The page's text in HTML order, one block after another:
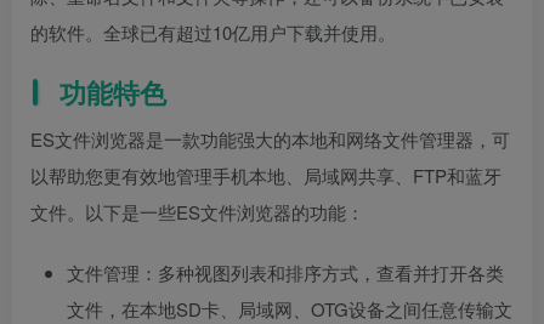
的软件。全球已有超过10亿用户下载并使用。
功能特色
ES文件浏览器是一款功能强大的本地和网络文件管理器，可
以帮助您更有效地管理手机本地、局域网共享、FTP和蓝牙
文件。以下是一些ES文件浏览器的功能：
文件管理：多种视图列表和排序方式，查看并打开各类
文件，在本地SD卡、局域网、OTG设备之间任意传输文